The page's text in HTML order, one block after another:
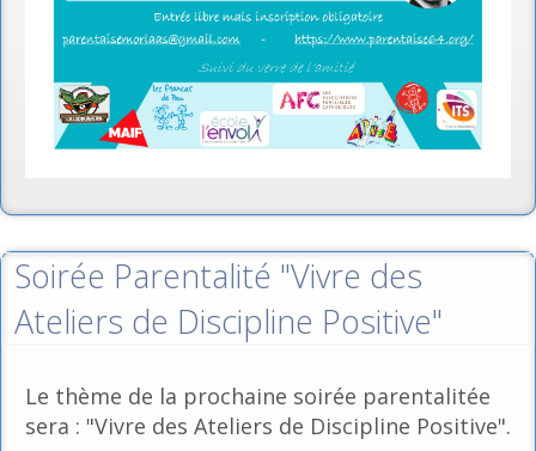
Soirée Parentalité "Vivre des
Ateliers de Discipline Positive"
Le thème de la prochaine soirée parentalitée
sera : "Vivre des Ateliers de Discipline Positive".